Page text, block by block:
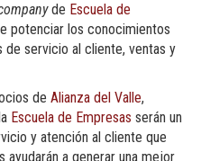
de Escuela de
potenciar los conocimientos
de servicio al cliente, ventas y
de Alianza del Valle,
Escuela de Empresas serán un
y atención al cliente que
ayudarán a generar una mejor